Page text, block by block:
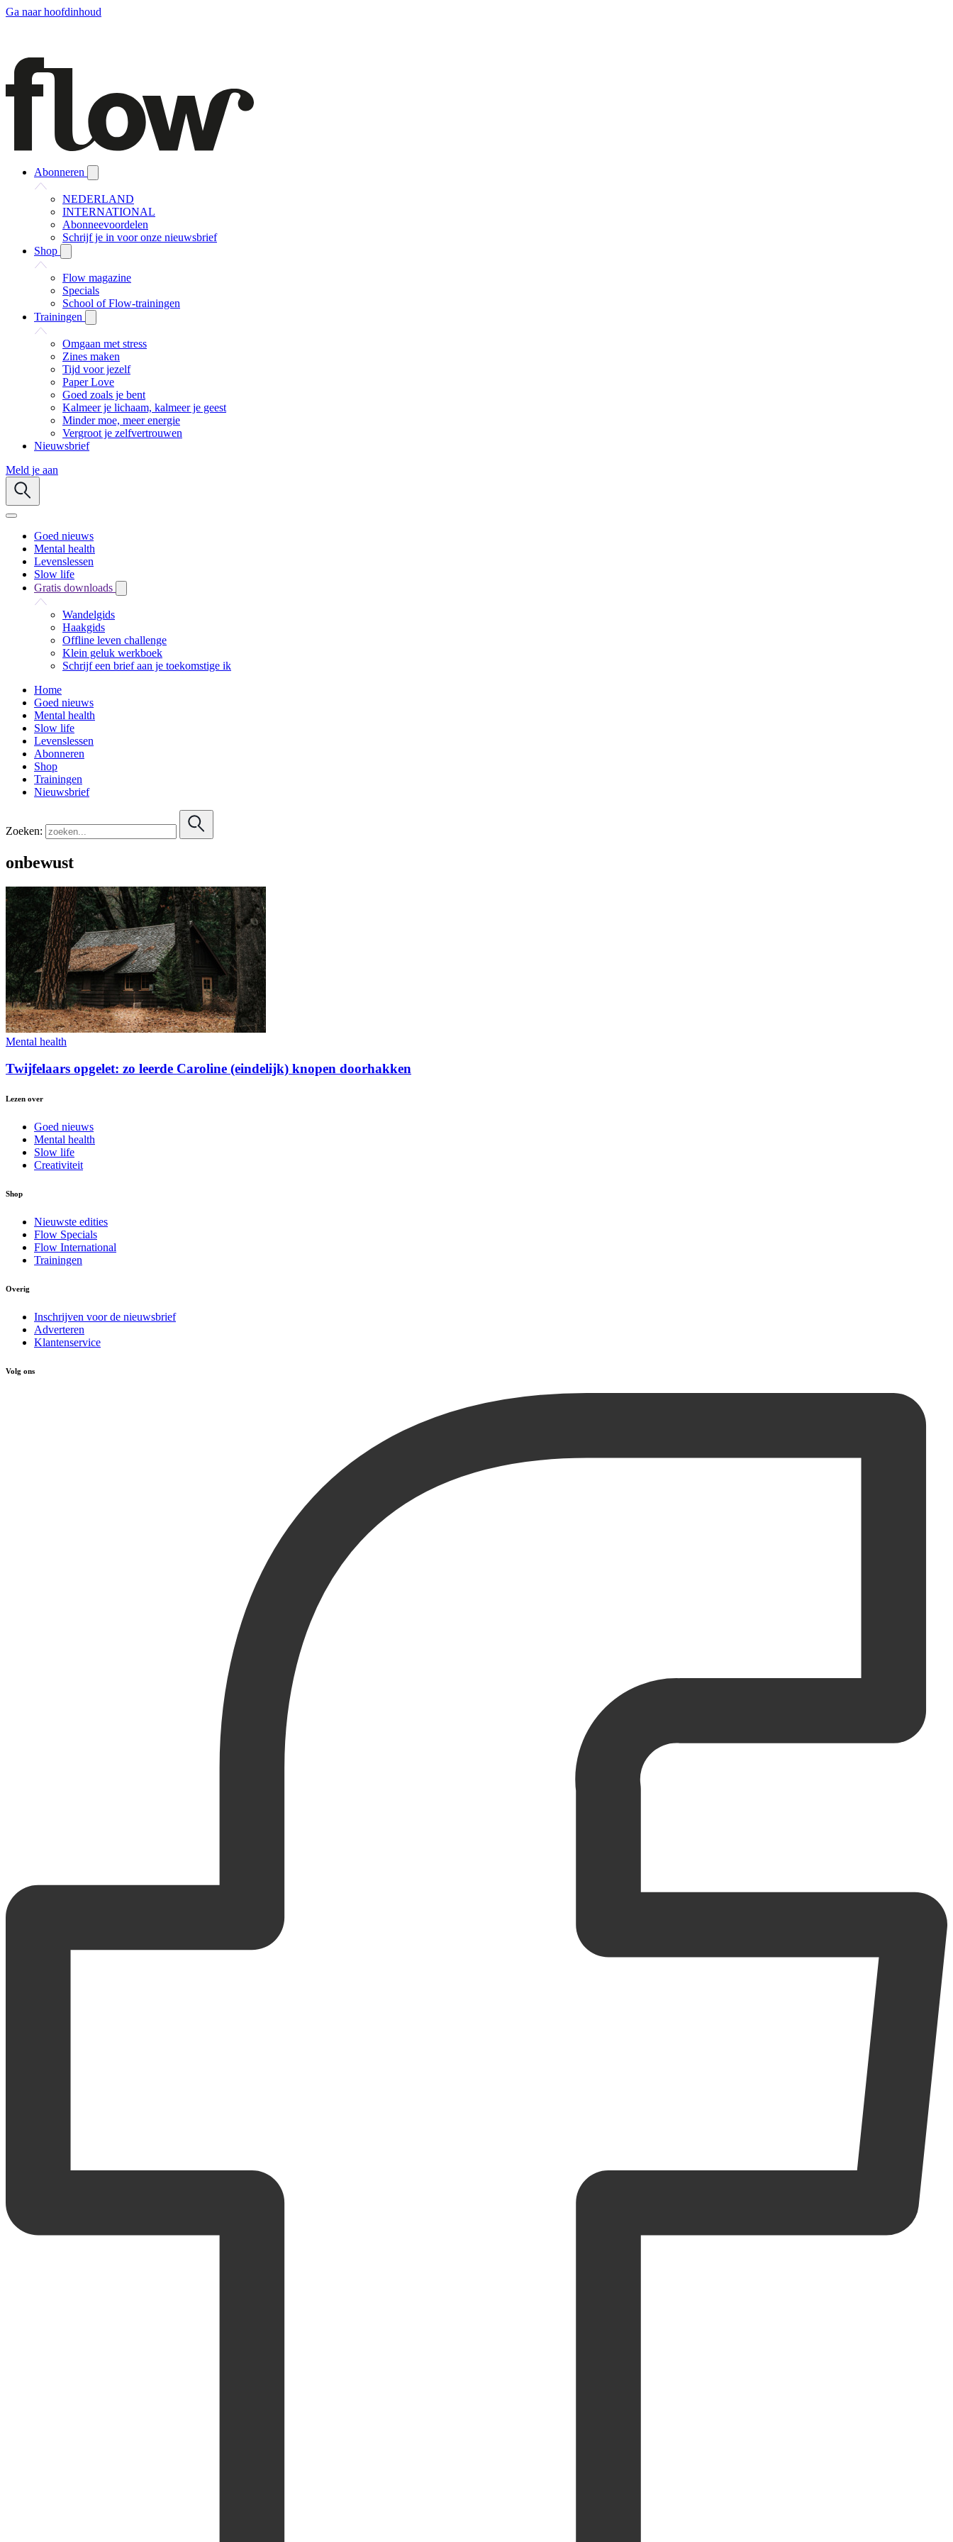
Ga naar hoofdinhoud
Abonneren
NEDERLAND
INTERNATIONAL
Abonneevoordelen
Schrijf je in voor onze nieuwsbrief
Shop
Flow magazine
Specials
School of Flow-trainingen
Trainingen
Omgaan met stress
Zines maken
Tijd voor jezelf
Paper Love
Goed zoals je bent
Kalmeer je lichaam, kalmeer je geest
Minder moe, meer energie
Vergroot je zelfvertrouwen
Nieuwsbrief
Meld je aan
Goed nieuws
Mental health
Levenslessen
Slow life
Gratis downloads
Wandelgids
Haakgids
Offline leven challenge
Klein geluk werkboek
Schrijf een brief aan je toekomstige ik
Home
Goed nieuws
Mental health
Slow life
Levenslessen
Abonneren
Shop
Trainingen
Nieuwsbrief
Zoeken:
onbewust
Mental health
Twijfelaars opgelet: zo leerde Caroline (eindelijk) knopen doorhakken
Lezen over
Goed nieuws
Mental health
Slow life
Creativiteit
Shop
Nieuwste edities
Flow Specials
Flow International
Trainingen
Overig
Inschrijven voor de nieuwsbrief
Adverteren
Klantenservice
Volg ons